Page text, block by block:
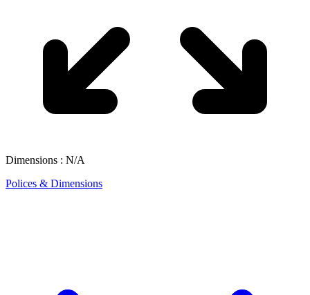
Dimensions : N/A
Polices & Dimensions